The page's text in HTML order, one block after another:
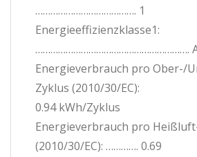
…………………………………. 1
Energieeffizienzklasse1:
…………………………………………………….
Energieverbrauch pro Ober-/
Zyklus (2010/30/EC):
0.94 kWh/Zyklus
Energieverbrauch pro
(2010/30/EC): …………. 0.69